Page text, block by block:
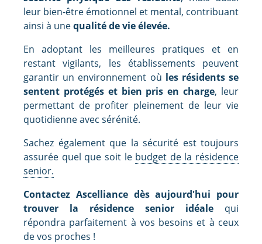
leur bien-être émotionnel et mental, contribuant
ainsi à unequalité de vie élevée.
En adoptant les meilleures pratiques et en
restant vigilants, les établissements peuvent
garantir un environnement où les résidents se
sentent protégés et bien pris en charge, leur
permettant de profiter pleinement de leur vie
quotidienne avec sérénité.
Sachez également que la sécurité est toujours
assurée quel que soit le budget de la résidence
senior.
Contactez Ascelliance dès aujourd'hui pour
trouver la résidence senior idéale qui
répondra parfaitement à vos besoins et à ceux
de vos proches !